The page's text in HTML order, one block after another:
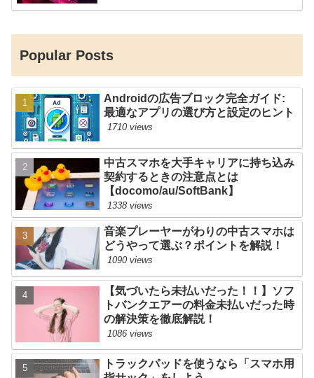
Popular Posts
Androidの広告ブロック完全ガイド:
最適なアプリの選び方と設定のヒント
1710 views
中古スマホを大手キャリアに持ち込み
契約するときの注意点とは
【docomo/au/SoftBank】
1338 views
音楽プレーヤーがわりの中古スマホは
どうやって選ぶ？ポイントを解説！
1090 views
【気づいたら未払いだった！！】ソフ
トバンクエアーの料金未払いだった時
の解決策を徹底解説！
1086 views
トラックパッドを使うなら「スマホ用